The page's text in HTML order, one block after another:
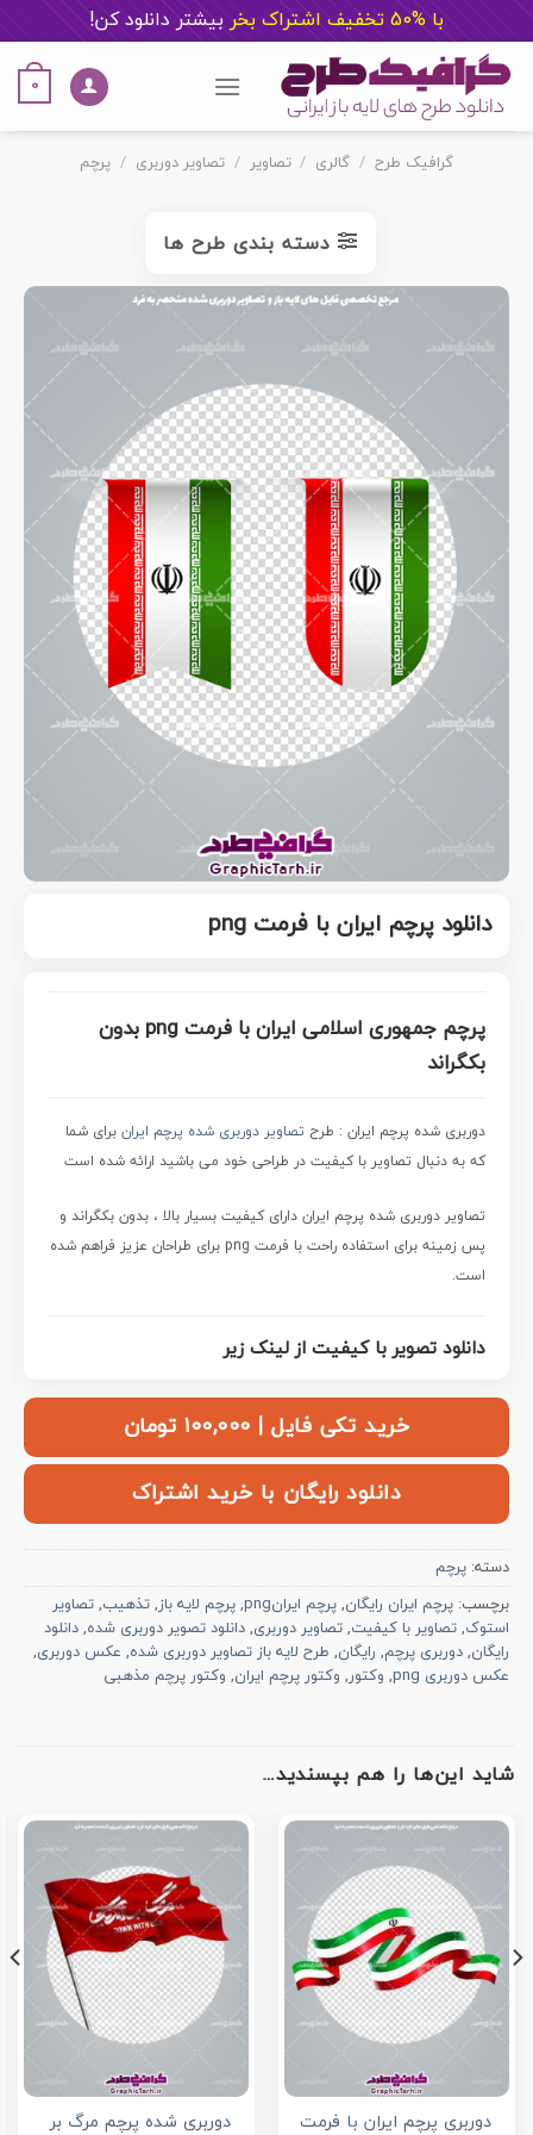
با %50 تخفیف اشتراک بخر بیشتر دانلود کن!
content
0
گرافیک طرح / گالری / تصاویر / تصاویر دوربری / پرچم
دسته بندی طرح ها
دانلود پرچم ایران با فرمت png
پرچم جمهوری اسلامی ایران با فرمت png بدون
بکگراند
دوربری شده پرچم ایران : طرح تصاویر دوربری شده پرچم ایران برای شما
که به دنبال تصاویر با کیفیت در طراحی خود می باشید ارائه شده است
تصاویر دوربری شده پرچم ایران دارای کیفیت بسیار بالا ، بدون بکگراند و
پس زمینه برای استفاده راحت با فرمت png برای طراحان عزیز فراهم شده
است.
دانلود تصویر با کیفیت از لینک زیر
خرید تکی فایل | ۱۰۰,۰۰۰ تومان
دانلود رایگان با خرید اشتراک
دسته: پرچم
برچسب: پرچم ایران رایگان, پرچم ایرانpng , پرچم لایه باز, تذهیب, تصاویر
استوک, تصاویر با کیفیت, تصاویر دوربری, دانلود تصویر دوربری شده, دانلود
رایگان, دوربری پرچم, رایگان, طرح لایه باز تصاویر دوربری شده, عکس دوربری,
عکس دوربری png
, وکتور, وکتور پرچم ایران, وکتور پرچم مذهبی
شاید این‌ها را هم بپسندید…
دوربری پرچم ایران با فرمت
دوربری شده پرچم مرگ بر